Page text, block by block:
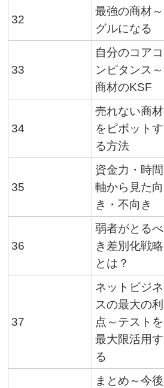
32
最強の商材～
グルになる
33
自分のコアコ
ンピタンス～
商材のKSF
34
売れない商材
をピボットす
る方法
35
資金力・時間
軸から見た向
き・不向き
36
弱者がとるべ
き差別化戦略
とは？
37
ネットビジネ
スの最大の利
点～テストを
最大限活用す
る
まとめ～今後